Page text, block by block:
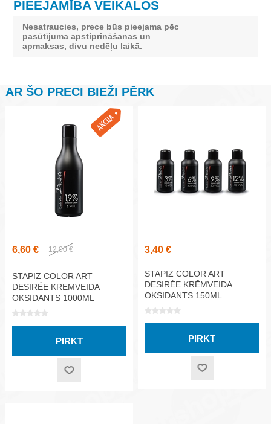
PIEEJAMĪBA VEIKALOS
Nesatraucies, prece būs pieejama pēc
pasūtījuma apstiprināšanas un
apmaksas, divu nedēļu laikā.
AR ŠO PRECI BIEŽI PĒRK
6,60 € 12,00 €
STAPIZ COLOR ART
DESIRÉE KRĒMVEIDA
OKSIDANTS 1000ML
3,40 €
STAPIZ COLOR ART
DESIRÉE KRĒMVEIDA
OKSIDANTS 150ML